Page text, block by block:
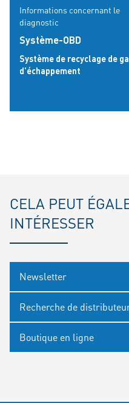
Informations concernant le
diagnostic
Système-OBD
Système de recyclage de
d'échappement
CELA PEUT
INTÉRESSER
Newsletter
Recherche de
Boutique en ligne